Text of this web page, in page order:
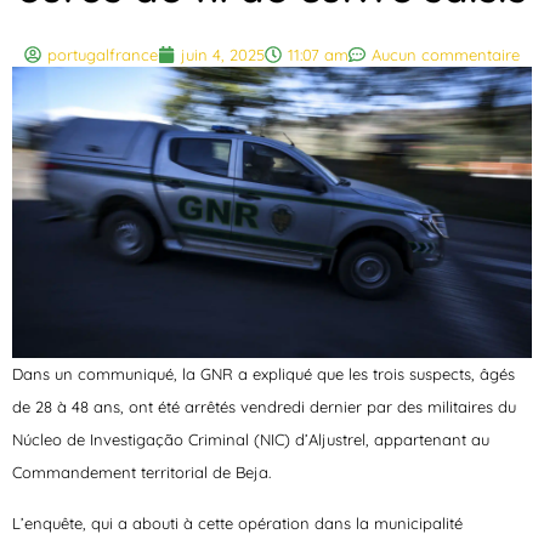
portugalfrance juin 4, 2025 11:07 am Aucun commentaire
Dans un communiqué, la GNR a expliqué que les trois suspects, âgés
de 28 à 48 ans, ont été arrêtés vendredi dernier par des militaires du
Núcleo de Investigação Criminal (NIC) d’Aljustrel, appartenant au
Commandement territorial de Beja.
L’enquête, qui a abouti à cette opération dans la municipalité